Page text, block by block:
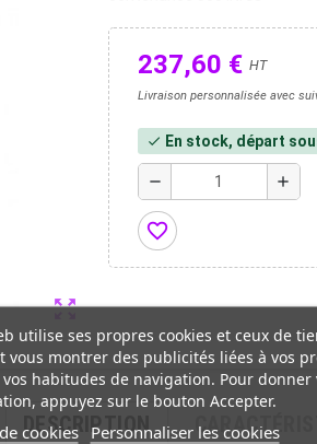
zoom_out_map
237,60 € HT
Livraison personnalisée avec
check En stock, départ
remove add
favorite_border
DESCRIPTION
utilise ses propres cookies et ceux de
vous montrer des publicités liées à vos
habitudes de navigation. Pour
appuyez sur le bouton Accepter.
cookies Personnaliser les cookies